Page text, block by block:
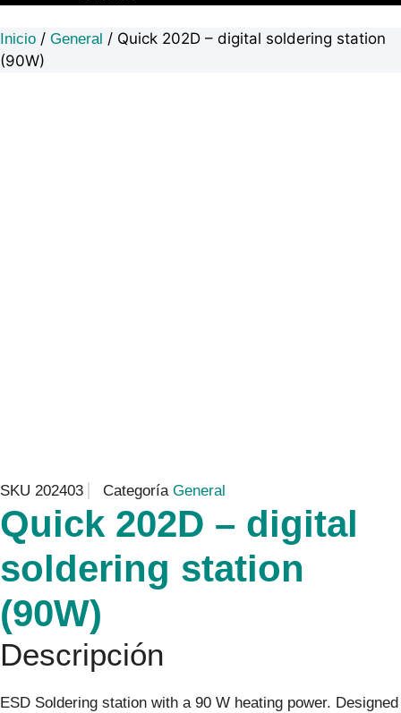
Inicio / General / Quick 202D – digital soldering station
(90W)
SKU 202403 Categoría General
Quick 202D – digital
soldering station
(90W)
Descripción
ESD Soldering station with a 90 W heating power. Designed